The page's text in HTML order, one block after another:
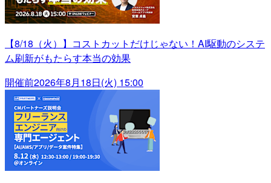
【8/18（火）】コストカットだけじゃない！AI駆動のシステ
ム刷新がもたらす本当の効果
開催前2026年8月18日(火) 15:00